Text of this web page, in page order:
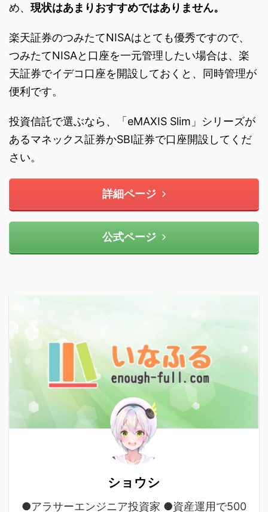
め、 現状はあまりおすすめではありません。
楽天証券のつみたてNISAはとても優秀ですので、
つみたてNISAと口座を一元管理したい場合は、楽
天証券でイデコ口座を開設しておくと、同時管理が
便利です。
投資信託で選ぶなら、「eMAXIS Slim」シリーズが
あるマネックス証券かSBI証券で口座開設してくだ
さい。
詳細ページ
公式ページ
ショウシ
●アラサーエンジニア投資家 ●資産運用で500